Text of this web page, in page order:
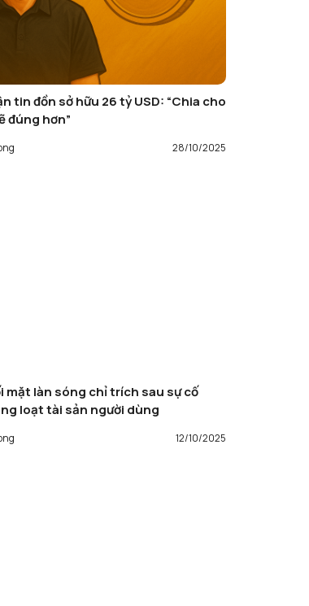
tin đồn sở hữu 26 tỷ USD: “Chia cho
đúng hơn”
28/10/2025
mặt làn sóng chỉ trích sau sự cố
loạt tài sản người dùng
12/10/2025